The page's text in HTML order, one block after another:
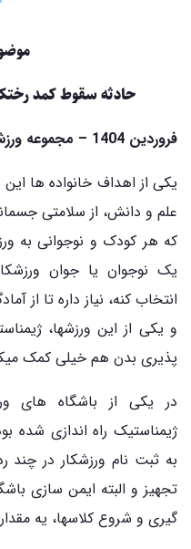
حادثه سقوط کمد
فروردین 1404 – مجموعه ورزشی در جنوب شهر تهران
یکی از اهداف خانواده ها
علم و دانش، از سلامتی
که هر کودک و نوجوانی به
یک نوجوان یا جوان
انتخاب کنه، نیاز داره تا از
و یکی از این ورزشها،
پذیری بدن هم خیلی کمک
در یکی از باشگاه های
ژیمناستیک راه اندازی شده
به ثبت نام ورزشکار در چند
تجهیز و البته ایمن سازی
گیری و شروع کلاسها، یه